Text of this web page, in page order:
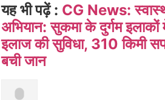
यह भी पढ़ें : CG News:
अभियान: सुकमा के दुर्गम इलाकों
इलाज की सुविधा, 310 किमी
बची जान